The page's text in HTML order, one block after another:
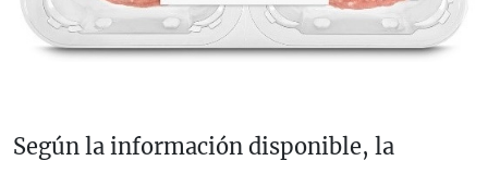
Según la información disponible, la